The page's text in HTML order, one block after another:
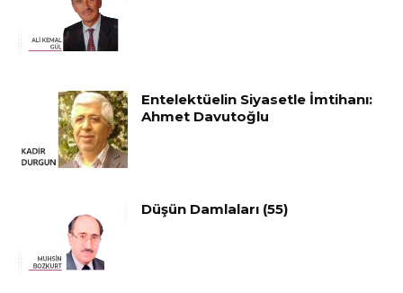
Entelektüelin Siyasetle İmtihanı:
Ahmet Davutoğlu
Düşün Damlaları (55)